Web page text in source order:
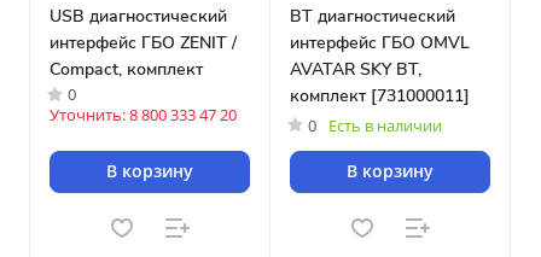
USB диагностический
интерфейс ГБО ZENIT /
Compact, комплект
0
Уточнить: 8 800 333 47 20
В корзину
BT диагностический
интерфейс ГБО OMVL
AVATAR SKY BT,
комплект [731000011]
0 Есть в наличии
В корзину